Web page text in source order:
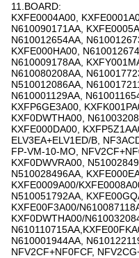
11.BOARD:
KXFE0004A00,
N610090171AA,
N610012654AA,
KXFE000HA00,
N610009178AA,
N610080208AA,
N510012086AA,
N610001129AA,
KXFP6GE3A00,
KXF0DWTHA00,
KXFE000DA00,
ELV3EA+ELV1ED/B,
FP-VM-10-MO,
KXF0DWVRA00,
N510028496AA,
KXFE0009A00/
N510051792AA,
KXFE00F3A00/
KXF0DWTHA00/
N610001944AA,
NFV2CF+NF0FCF,